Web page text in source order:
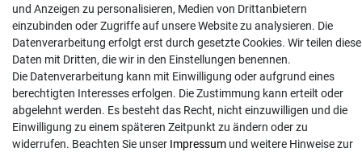
Anrufe aus dem dt. Festnetz zum Ortstarif, Preise aus dem Mobilfunknetz ggf.
abweichend (abhängig vom Provider).
und Anzeigen zu personalisieren, Medien von Drittanbietern
einzubinden oder Zugriffe auf unsere Website zu analysieren. Die
Datenverarbeitung erfolgt erst durch gesetzte Cookies. Wir teilen diese
Daten mit Dritten, die wir in den Einstellungen benennen.
Die Datenverarbeitung kann mit Einwilligung oder aufgrund eines
berechtigten Interesses erfolgen. Die Zustimmung kann erteilt oder
abgelehnt werden. Es besteht das Recht, nicht einzuwilligen und die
Einwilligung zu einem späteren Zeitpunkt zu ändern oder zu
widerrufen. Beachten Sie unser Impressum und weitere Hinweise zur